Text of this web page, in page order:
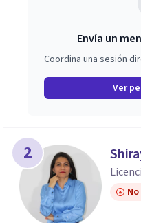
Envía un
Coordina una sesión
Ver
2